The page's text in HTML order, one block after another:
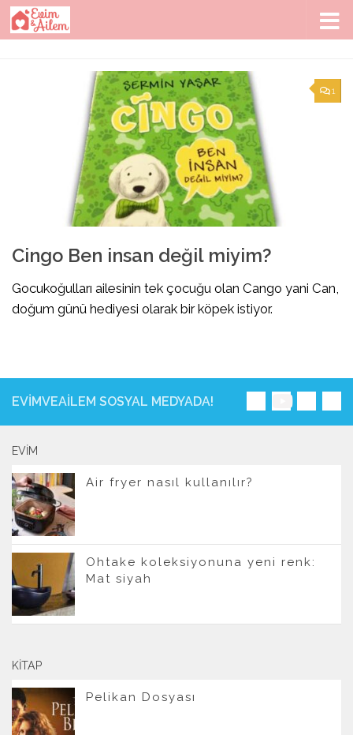
Skip to content
1
Cingo Ben insan değil miyim?
Gocukoğulları ailesinin tek çocuğu olan Cango yani Can,
doğum günü hediyesi olarak bir köpek istiyor.
EVIMVEAILEM SOSYAL MEDYADA!
EVIM
Air fryer nasıl kullanılır?
Ohtake koleksiyonuna yeni renk:
Mat siyah
KITAP
Pelikan Dosyası